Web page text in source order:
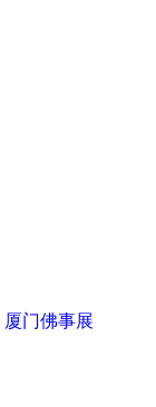
厦门佛事展